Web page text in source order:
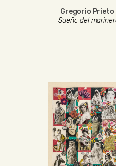
Gregorio Prieto
Sueño del